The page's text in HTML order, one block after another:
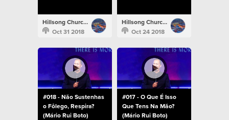
Hillsong Church Portugal
Oct 31 2018
Hillsong Church Portugal
Oct 24 2018
#018 - Não Sustenhas
o Fôlego, Respira?
(Mário Rui Boto)
#017 - O Que É Isso
Que Tens Na Mão?
(Mário Rui Boto)